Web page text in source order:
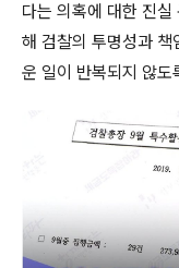
다는 의혹에 대한 진
해 검찰의 투명성과 책
운 일이 반복되지 않도